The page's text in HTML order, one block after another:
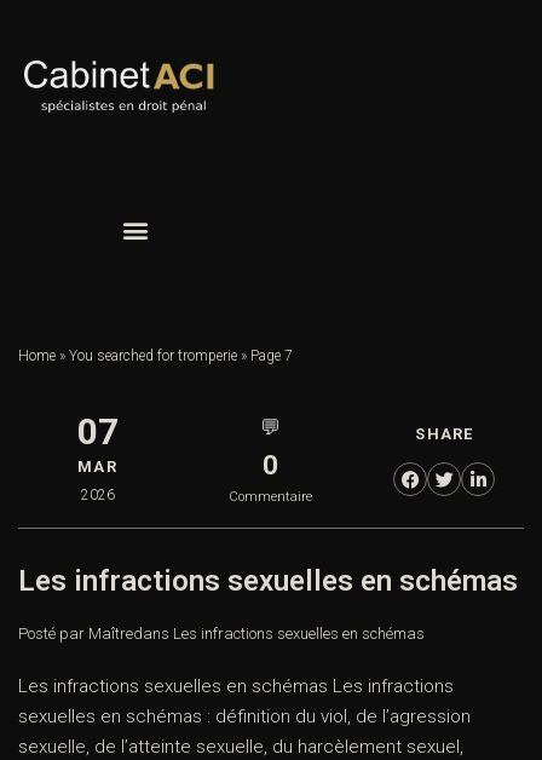
Home » You searched for tromperie » Page 7
07
MAR
2026
💬
0
Commentaire
SHARE
Les infractions sexuelles en schémas
Posté par Maîtredans Les infractions sexuelles en schémas
Les infractions sexuelles en schémas Les infractions
sexuelles en schémas : définition du viol, de l’agression
sexuelle, de l’atteinte sexuelle, du harcèlement sexuel,